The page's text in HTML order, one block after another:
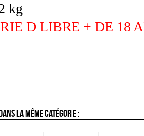
kg
D LIBRE + DE 18
LA MÊME CATÉGORIE :